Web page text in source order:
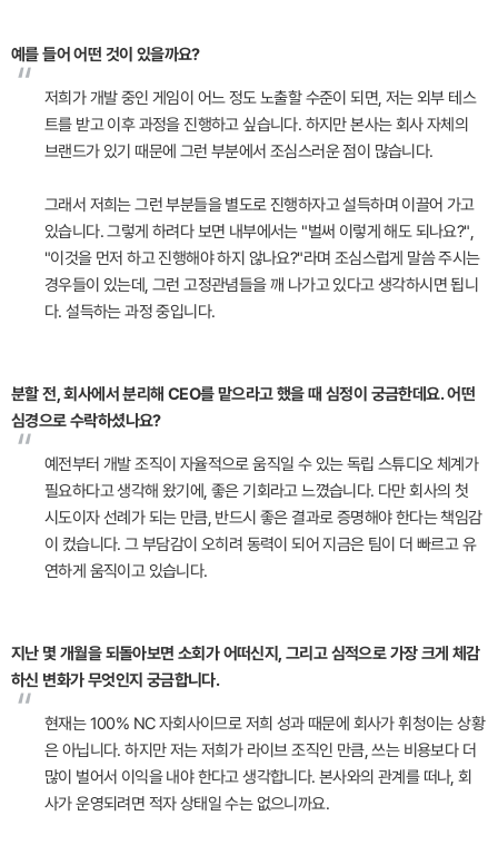
예를 들어 어떤 것이 있을까요?
“
저희가 개발 중인 게임이 어느 정도 노출할 수준이 되면, 저는 외부 테스
트를 받고 이후 과정을 진행하고 싶습니다. 하지만 본사는 회사 자체의
브랜드가 있기 때문에 그런 부분에서 조심스러운 점이 많습니다.
그래서 저희는 그런 부분들을 별도로 진행하자고 설득하며 이끌어 가고
있습니다. 그렇게 하려다 보면 내부에서는 "벌써 이렇게 해도 되나요?",
"이것을 먼저 하고 진행해야 하지 않나요?"라며 조심스럽게 말씀 주시는
경우들이 있는데, 그런 고정관념들을 깨 나가고 있다고 생각하시면 됩니
다. 설득하는 과정 중입니다.
분할 전, 회사에서 분리해 CEO를 맡으라고 했을 때 심정이 궁금한데요. 어떤
심경으로 수락하셨나요?
“
예전부터 개발 조직이 자율적으로 움직일 수 있는 독립 스튜디오 체계가
필요하다고 생각해 왔기에, 좋은 기회라고 느꼈습니다. 다만 회사의 첫
시도이자 선례가 되는 만큼, 반드시 좋은 결과로 증명해야 한다는 책임감
이 컸습니다. 그 부담감이 오히려 동력이 되어 지금은 팀이 더 빠르고 유
연하게 움직이고 있습니다.
지난 몇 개월을 되돌아보면 소회가 어떠신지, 그리고 심적으로 가장 크게 체감
하신 변화가 무엇인지 궁금합니다.
“
현재는 100% NC 자회사이므로 저희 성과 때문에 회사가 휘청이는 상황
은 아닙니다. 하지만 저는 저희가 라이브 조직인 만큼, 쓰는 비용보다 더
많이 벌어서 이익을 내야 한다고 생각합니다. 본사와의 관계를 떠나, 회
사가 운영되려면 적자 상태일 수는 없으니까요.